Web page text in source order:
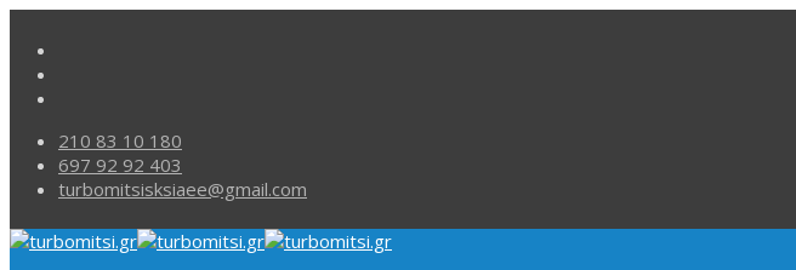
210 83 10 180
697 92 92 403
turbomitsisksiaee@gmail.com